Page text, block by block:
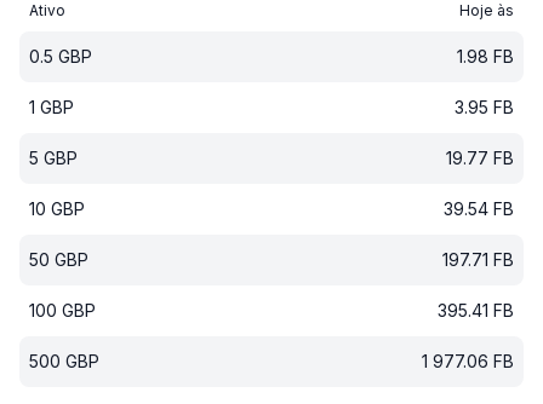
Ativo Hoje às
0.5 GBP 1.98 FB
1 GBP 3.95 FB
5 GBP 19.77 FB
10 GBP 39.54 FB
50 GBP 197.71 FB
100 GBP 395.41 FB
500 GBP 1 977.06 FB